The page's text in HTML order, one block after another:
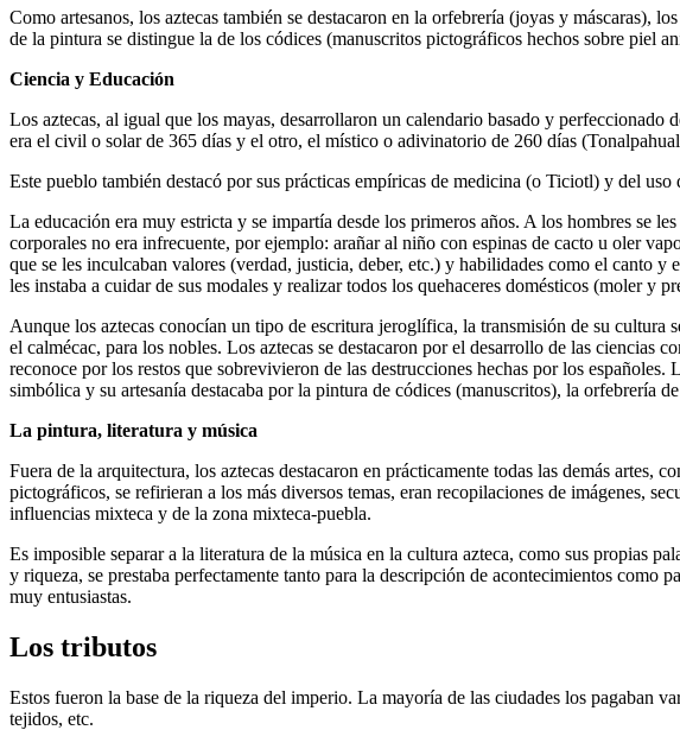
Como artesanos, los aztecas también se destacaron en la orfebrería (joyas y máscaras),
de la pintura se distingue la de los códices (manuscritos pictográficos hechos sobre piel
Ciencia y Educación
Los aztecas, al igual que los mayas, desarrollaron un calendario basado y
era el civil o solar de 365 días y el otro, el místico o adivinatorio de 260 días
Este pueblo también destacó por sus prácticas empíricas de medicina (o Ticiotl) y del
La educación era muy estricta y se impartía desde los primeros años. A los hombres se
corporales no era infrecuente, por ejemplo: arañar al niño con espinas de cacto u oler
que se les inculcaban valores (verdad, justicia, deber, etc.) y habilidades como el canto
les instaba a cuidar de sus modales y realizar todos los quehaceres domésticos (moler y
Aunque los aztecas conocían un tipo de escritura jeroglífica, la transmisión de su
el calmécac, para los nobles. Los aztecas se destacaron por el desarrollo de las ciencias
reconoce por los restos que sobrevivieron de las destrucciones hechas por los
simbólica y su artesanía destacaba por la pintura de códices (manuscritos), la orfebrería
La pintura, literatura y música
Fuera de la arquitectura, los aztecas destacaron en prácticamente todas las demás
pictográficos, se refirieran a los más diversos temas, eran recopilaciones de imágenes,
influencias mixteca y de la zona mixteca-puebla.
Es imposible separar a la literatura de la música en la cultura azteca, como sus propias
y riqueza, se prestaba perfectamente tanto para la descripción de acontecimientos como
muy entusiastas.
Los tributos
Estos fueron la base de la riqueza del imperio. La mayoría de las ciudades los pagaban
tejidos, etc.